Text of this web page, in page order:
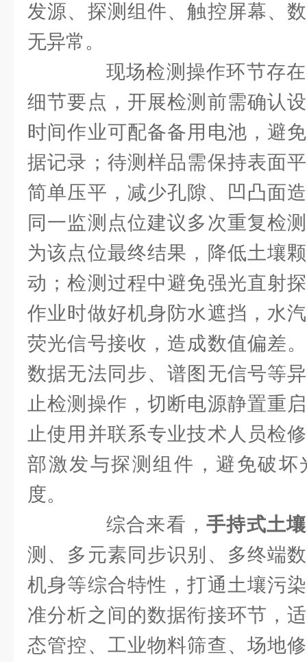
发源、探测组件、触控屏幕、
无异常。
现场检测操作环节存在
细节要点，开展检测前需确认
时间作业可配备备用电池，避
据记录；待测样品需保持表面
简单压平，减少孔隙、凹凸面
同一监测点位建议多次重复检
为该点位最终结果，降低土壤
动；检测过程中避免强光直射
作业时做好机身防水遮挡，水
荧光信号接收，造成数值偏差
数据无法同步、谱图无信号等
止检测操作，切断电源静置重
止使用并联系专业技术人员检
部激发与探测组件，避免破坏
度。
综合来看，手持式土
测、多元素同步识别、多终端
机身等综合特性，打通土壤污
准分析之间的数据衔接环节，
态管控、工业物料筛查、场地